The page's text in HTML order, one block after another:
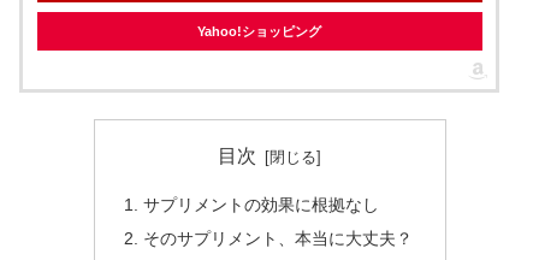
Yahoo!ショッピング
目次
サプリメントの効果に根拠なし
そのサプリメント、本当に大丈夫？